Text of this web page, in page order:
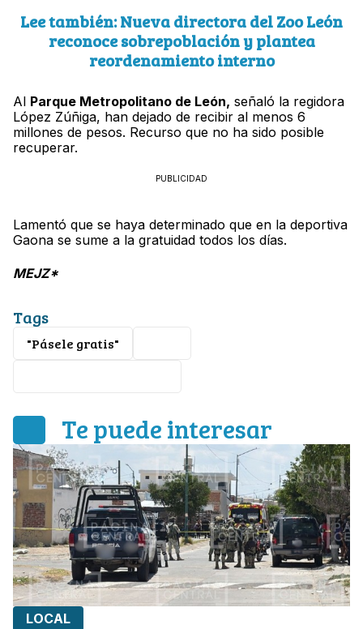
Lee también: Nueva directora del Zoo León
reconoce sobrepoblación y plantea
reordenamiento interno
Al Parque Metropolitano de León, señaló la regidora
López Zúñiga, han dejado de recibir al menos 6
millones de pesos. Recurso que no ha sido posible
recuperar.
PUBLICIDAD
Lamentó que se haya determinado que en la deportiva
Gaona se sume a la gratuidad todos los días.
MEJZ*
Tags
"Pásele gratis"
Te puede interesar
LOCAL